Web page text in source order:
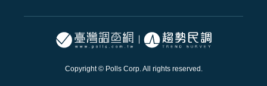
Copyright © Polls Corp. All rights reserved.